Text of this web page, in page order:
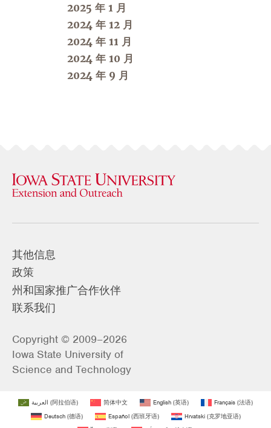
2025 年 1 月
2024 年 12 月
2024 年 11 月
2024 年 10 月
2024 年 9 月
其他信息
政策
州和国家推广合作伙伴
联系我们
Copyright © 2009–2026
Iowa State University of
Science and Technology
العربية (阿拉伯语) 简体中文 English (英语) Français (法语)
Deutsch(德语) Español(西班牙语) Hrvatski(克罗地亚语)